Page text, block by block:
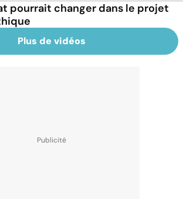
pourrait changer dans le projet
Plus de vidéos